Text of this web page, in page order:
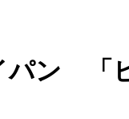
パン